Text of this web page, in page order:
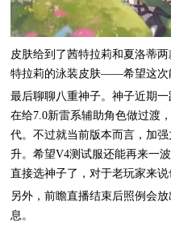
皮肤给到了茜特拉莉和夏洛蒂
特拉莉的泳装皮肤——希望这次
最后聊聊八重神子。神子近期
在给7.0新雷系辅助角色做过渡
代。不过就当前版本而言，加
升。希望V4测试服还能再来一
直接选神子了，对于老玩家来说
另外，前瞻直播结束后照例会
息。